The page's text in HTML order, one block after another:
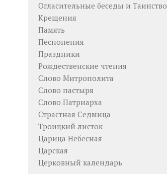
Огласительные беседы и Таинство
Крещения
Память
Песнопения
Праздники
Рождественские чтения
Слово Митрополита
Слово пастыря
Слово Патриарха
Страстная Седмица
Троицкий листок
Царица Небесная
Царская
Церковный календарь